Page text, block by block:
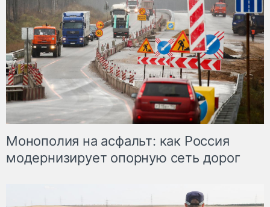
Монополия на асфальт: как Россия
модернизирует опорную сеть дорог